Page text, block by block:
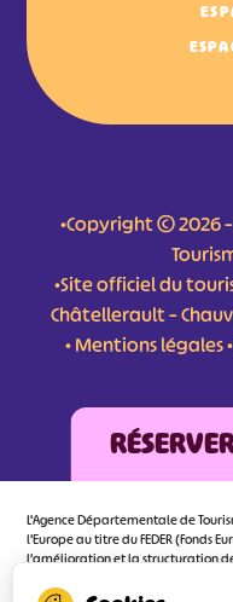
•Copyright © 2026
•Site officiel du
Châtellerault –
•Mentions légales•
L'Agence Départementale de
l’Europe au titre du FEDER (Fonds
l’amélioration et la structuration
d’orienter au mieux le visiteur.